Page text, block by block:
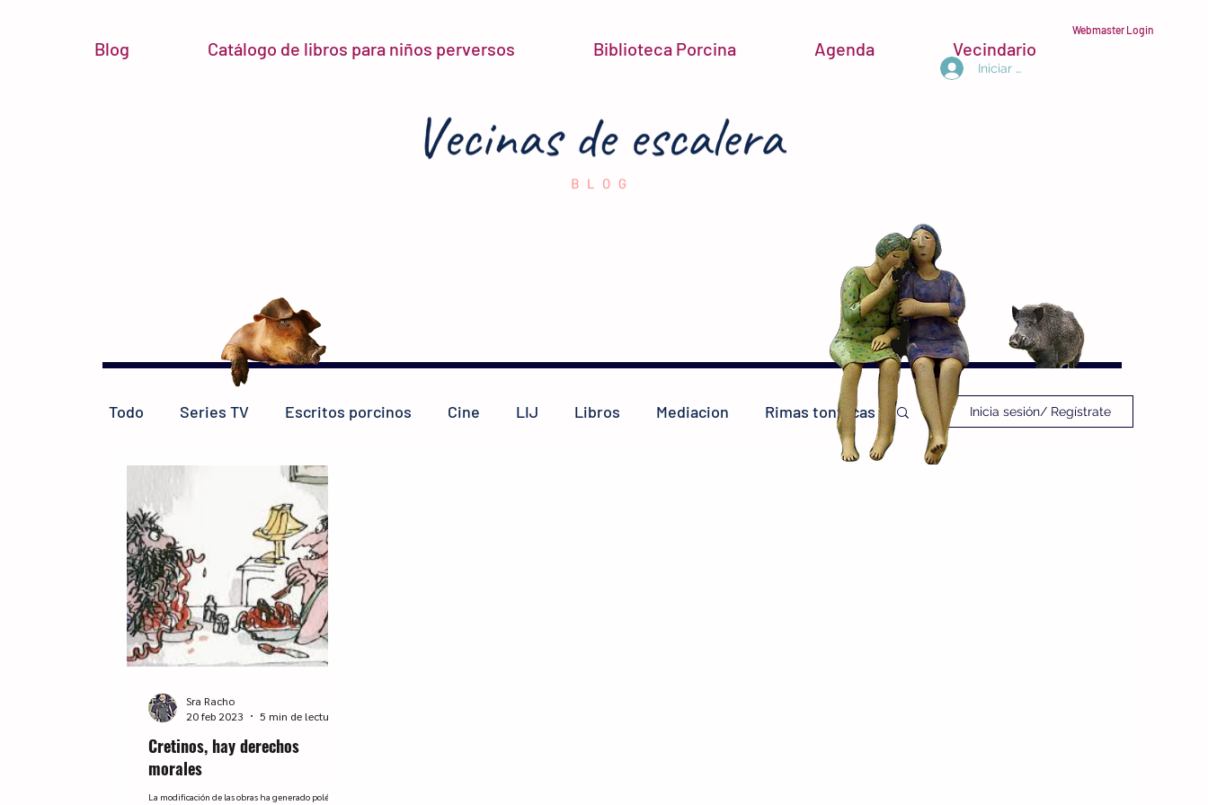
Blog Catálogo de libros para niños perversos Biblioteca Porcina Agenda Vecindario
Webmaster Login
Iniciar sesión
Todo Series TV Escritos porcinos Cine LIJ Libros Mediacion Rimas tontacas
micro reseñas
Inicia sesión/ Regístrate
Cretinos, hay derechos
morales
La modificación de las obras ha generado polémica
Sra Racho
20 feb 2023
5 min de lectura